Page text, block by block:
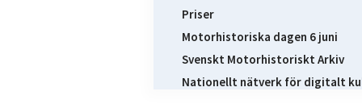
Priser
Motorhistoriska dagen 6 juni
Svenskt Motorhistoriskt Arkiv
Nationellt nätverk för digitalt